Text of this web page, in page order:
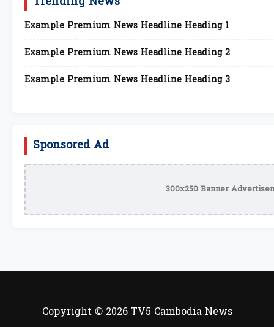
Example Premium News Headline Heading 1
Example Premium News Headline Heading 2
Example Premium News Headline Heading 3
Sponsored Ad
300x250 Banner
Copyright © 2026 TV5 Cambodia News